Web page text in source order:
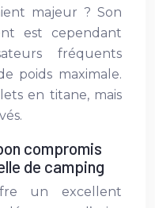
majeur ? Son
est cependant
fréquents
poids maximale.
en titane, mais
compromis
de camping
un excellent